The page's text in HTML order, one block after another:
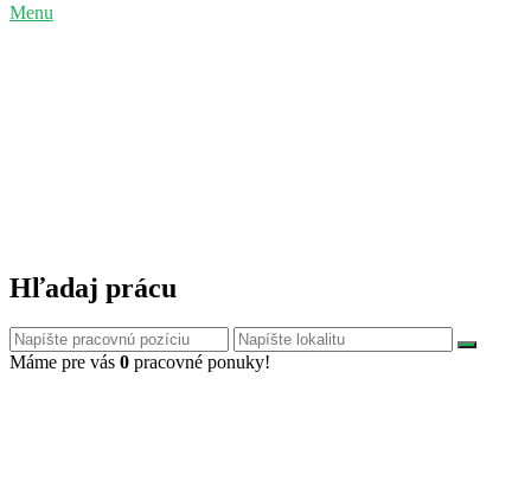
Menu
Hľadaj prácu
Máme pre vás 0 pracovné ponuky!